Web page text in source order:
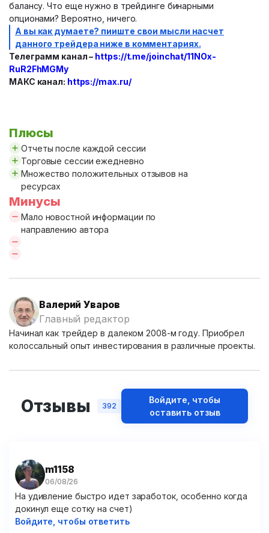
балансу. Что еще нужно в трейдинге бинарными
опционами? Вероятно, ничего.
А вы как думаете? пииште свои мысли насчет
данного трейдера ниже в комментариях.
Телеграмм канал – https://t.me/joinchat/11NOx-
RuR2FhMGMy
МАКС канал: https://max.ru/
Плюсы
Отчеты после каждой сессии
Торговые сессии ежедневно
Множество положительных отзывов на
ресурсах
Минусы
Мало новостной информации по
направлению автора
Валерий Уваров
Главный редактор
Начинал как трейдер в далеком 2008-м году. Приобрел
колоссальный опыт инвестирования в различные проекты.
Отзывы 392
Войдите, чтобы
оставить отзыв
m1158
На удивление быстро идет заработок, особенно когда
докинул еще сотку на счет)
Войдите, чтобы ответить